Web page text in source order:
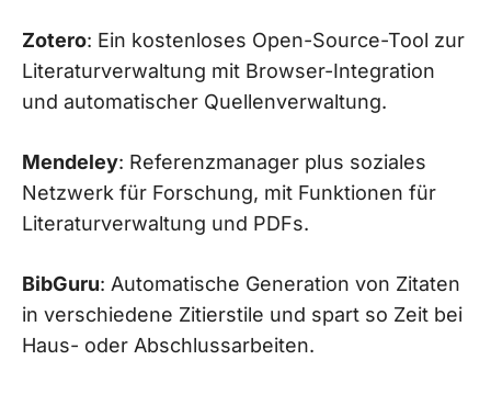
Zotero: Ein kostenloses Open-Source-Tool zur
Literaturverwaltung mit Browser-Integration
und automatischer Quellenverwaltung.
Mendeley: Referenzmanager plus soziales
Netzwerk für Forschung, mit Funktionen für
Literaturverwaltung und PDFs.
BibGuru: Automatische Generation von Zitaten
in verschiedene Zitierstile und spart so Zeit bei
Haus- oder Abschlussarbeiten.